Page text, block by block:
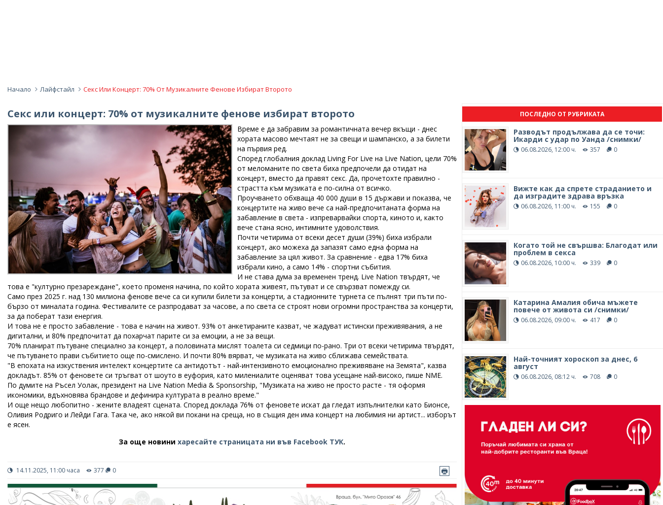
Начало Лайфстайл Секс Или Концерт: 70% От Музикалните Фенове Избират Второто
Секс или концерт: 70% от музикалните фенове избират второто
Време е да забравим за романтичната вечер вкъщи - днес
хората масово мечтаят не за свещи и шампанско, а за билети
на първия ред.
Според глобалния доклад Living For Live на Live Nation, цели 70%
от меломаните по света биха предпочели да отидат на
концерт, вместо да правят секс. Да, прочетохте правилно -
страстта към музиката е по-силна от всичко.
Проучването обхваща 40 000 души в 15 държави и показва, че
концертите на живо вече са най-предпочитаната форма на
забавление в света - изпреварвайки спорта, киното и, както
вече стана ясно, интимните удоволствия.
Почти четирима от всеки десет души (39%) биха избрали
концерт, ако можеха да запазят само една форма на
забавление за цял живот. За сравнение - едва 17% биха
избрали кино, а само 14% - спортни събития.
И не става дума за временен тренд. Live Nation твърдят, че
това е "културно презареждане", което променя начина, по който хората живеят, пътуват и се свързват помежду си.
Само през 2025 г. над 130 милиона фенове вече са си купили билети за концерти, а стадионните турнета се пълнят три пъти по-
бързо от миналата година. Фестивалите се разпродават за часове, а по света се строят нови огромни пространства за концерти,
за да поберат тази енергия.
И това не е просто забавление - това е начин на живот. 93% от анкетираните казват, че жадуват истински преживявания, а не
дигитални, и 80% предпочитат да похарчат парите си за емоции, а не за вещи.
70% планират пътуване специално за концерт, а половината мислят тоалета си седмици по-рано. Три от всеки четирима твърдят,
че пътуването прави събитието още по-смислено. И почти 80% вярват, че музиката на живо сближава семействата.
"В епохата на изкуствения интелект концертите са антидотът - най-интензивното емоционално преживяване на Земята", казва
докладът. 85% от феновете си тръгват от шоуто в еуфория, като милениалите оценяват това усещане най-високо, пише NME.
По думите на Ръсел Уолак, президент на Live Nation Media & Sponsorship, "Музиката на живо не просто расте - тя оформя
икономики, вдъхновява брандове и дефинира културата в реално време."
И още нещо любопитно - жените владеят сцената. Според доклада 76% от феновете искат да гледат изпълнителки като Бионсе,
Оливия Родриго и Лейди Гага. Така че, ако някой ви покани на среща, но в същия ден има концерт на любимия ни артист... изборът
е ясен.
За още новинихаресайте страницата ни във Facebook ТУК.
14.11.2025, 11:00 часа 377 0
ПОСЛЕДНО ОТ РУБРИКАТА
Разводът продължава да се точи:
Икарди с удар по Уанда /снимки/
06.08.2026, 12:00 ч. 357 0
Вижте как да спрете страданието и
да изградите здрава връзка
06.08.2026, 11:00 ч. 155 0
Когато той не свършва: Благодат или
проблем в секса
06.08.2026, 10:00 ч. 339 0
Катарина Амалия обича мъжете
повече от живота си /снимки/
06.08.2026, 09:00 ч. 417 0
Най-точният хороскоп за днес, 6
август
06.08.2026, 08:12 ч. 708 0